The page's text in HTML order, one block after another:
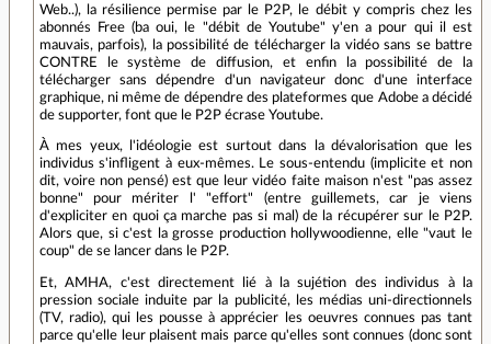
Web..), la résilience permise par le P2P, le débit y compris chez les
abonnés Free (ba oui, le "débit de Youtube" y'en a pour qui il est
mauvais, parfois), la possibilité de télécharger la vidéo sans se battre
CONTRE le système de diffusion, et enfin la possibilité de la
télécharger sans dépendre d'un navigateur donc d'une interface
graphique, ni même de dépendre des plateformes que Adobe a décidé
de supporter, font que le P2P écrase Youtube.
À mes yeux, l'idéologie est surtout dans la dévalorisation que les
individus s'infligent à eux-mêmes. Le sous-entendu (implicite et non
dit, voire non pensé) est que leur vidéo faite maison n'est "pas assez
bonne" pour mériter l' "effort" (entre guillemets, car je viens
d'expliciter en quoi ça marche pas si mal) de la récupérer sur le P2P.
Alors que, si c'est la grosse production hollywoodienne, elle "vaut le
coup" de se lancer dans le P2P.
Et, AMHA, c'est directement lié à la sujétion des individus à la
pression sociale induite par la publicité, les médias uni-directionnels
(TV, radio), qui les pousse à apprécier les oeuvres connues pas tant
parce qu'elle leur plaisent mais parce qu'elles sont connues (donc sont